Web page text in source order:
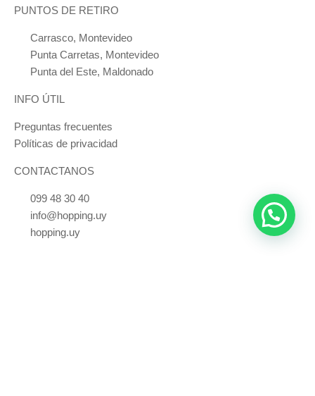
CONTACTANOS
099 48 30 40
info@hopping.uy
hopping.uy
INFO ÚTIL
Preguntas frecuentes
Políticas de privacidad
PUNTOS DE RETIRO
Carrasco, Montevideo
Punta Carretas, Montevideo
Punta del Este, Maldonado